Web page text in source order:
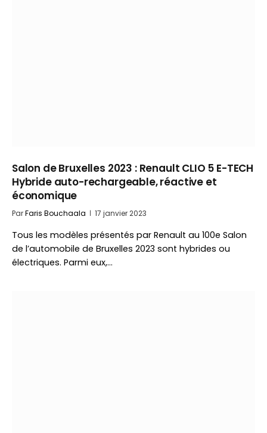
Salon de Bruxelles 2023 : Renault CLIO 5 E-TECH
Hybride auto-rechargeable, réactive et
économique
ParFaris Bouchaala 17 janvier 2023
Tous les modèles présentés par Renault au 100e Salon
de l’automobile de Bruxelles 2023 sont hybrides ou
électriques. Parmi eux,…